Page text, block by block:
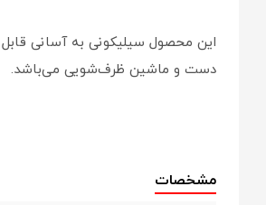
این محصول سیلیکونی به آسانی
دست و ماشین‌ ظرف‌شویی می‌باشد.
مشخصات